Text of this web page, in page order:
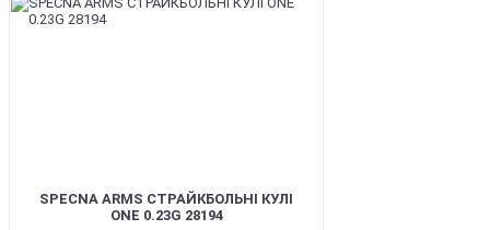
SPECNA ARMS СТРАЙКБОЛЬНІ КУЛІ
ONE 0.23G 28194